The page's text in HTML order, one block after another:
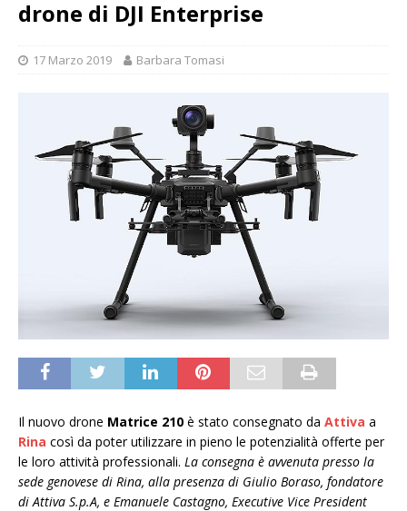
drone di DJI Enterprise
17 Marzo 2019 Barbara Tomasi
Il nuovo drone Matrice 210 è stato consegnato da Attiva a
Rina così da poter utilizzare in pieno le potenzialità offerte per
le loro attività professionali. La consegna è avvenuta presso la
sede genovese di Rina, alla presenza di Giulio Boraso, fondatore
di Attiva S.p.A, e Emanuele Castagno, Executive Vice President